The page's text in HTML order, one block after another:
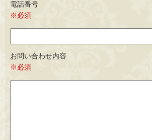
電話番号
※必須
お問い合わせ内容
※必須